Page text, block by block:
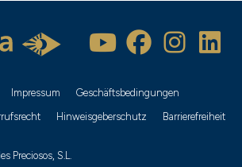
Impressum
Geschäftsbedingungen
Hinweisgeberschutz
Barrierefreiheit
Preciosos, S.L.